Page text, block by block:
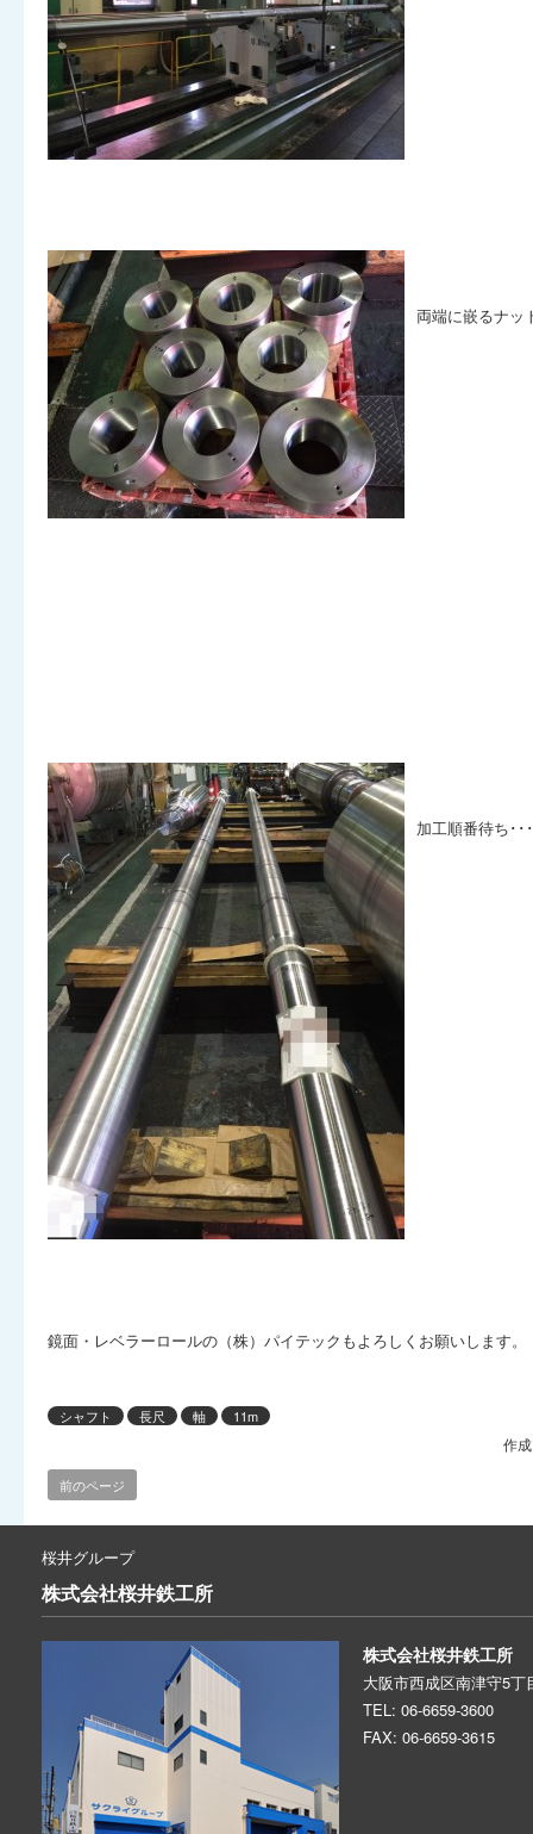
両端に嵌るナッ
加工順番待ち･･･
鏡面・レベラーロールの（株）パイテックもよろしくお願いします。
シャフト 長尺 軸 11m
作
前のページ
桜井グループ
株式会社桜井鉄工所
株式会社桜井鉄工所
大阪市西成区南津守5丁
TEL: 06-6659-3600
FAX: 06-6659-3615